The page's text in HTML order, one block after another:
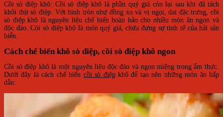
Cồi sò điệp khô: Cồi sò điệp khô là phần quý giá còn lại sau khi đã tách
khỏi thịt sò điệp. Với hình tròn như đồng xu và vị ngọt, dai đặc trưng, cồi
sò điệp khô là nguyên liệu chế biến hoàn hảo cho nhiều món ăn ngon và
độc đáo. Còi sò điệp khô là món quý giá, chứa đựng sự tinh tế của hải sản
biển.
Cách chế biến khô sò điệp, cồi sò điệp khô ngon
Cồi sò điệp khô là một nguyên liệu độc đáo và ngon miệng trong ẩm thực.
Dưới đây là cách chế biến cồi sò điệpkhô để tạo nên những món ăn hấp
dẫn: